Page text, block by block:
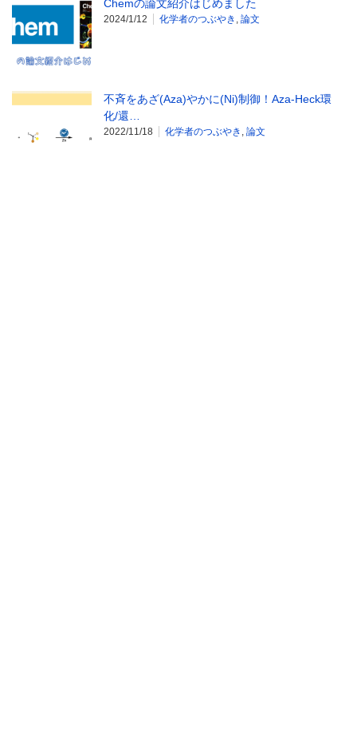
Chemの論文紹介はじめました
2024/1/12 化学者のつぶやき , 論文
不斉をあざ(Aza)やかに(Ni)制御！Aza-Heck環
化/還…
2022/11/18 化学者のつぶやき , 論文